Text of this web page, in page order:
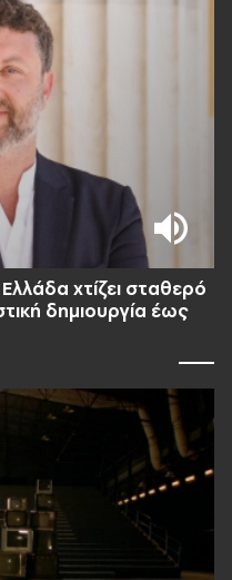
χτίζει σταθερό
δημιουργία έως